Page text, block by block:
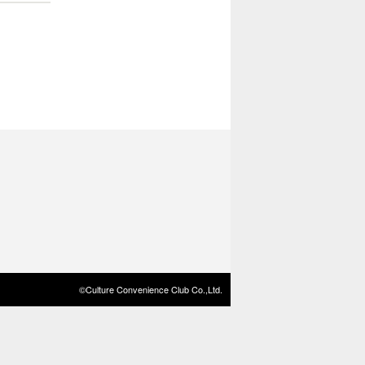
©Culture Convenience Club Co.,Ltd.